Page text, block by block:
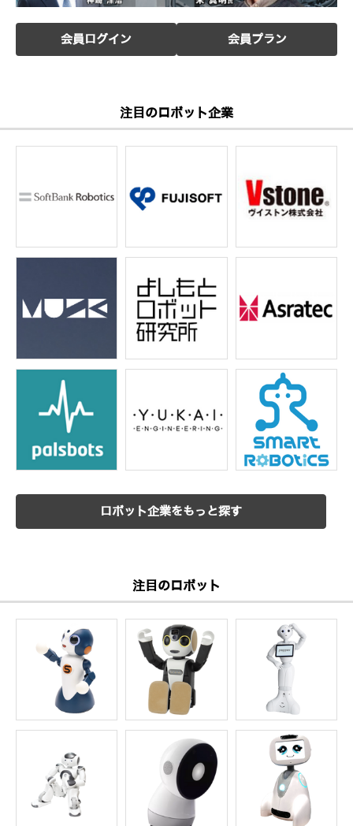
会員ログイン 会員プラン
注目のロボット企業
ロボット企業をもっと探す
注目のロボット